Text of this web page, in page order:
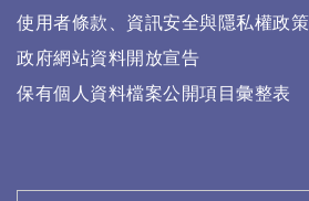
使用者條款、資訊安全與隱私權政策
政府網站資料開放宣告
保有個人資料檔案公開項目彙整表